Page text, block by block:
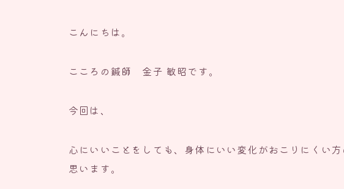
こんにちは。
こころの鍼師 金子 敏昭です。
今回は、
心にいいことをしても、身体にいい変化がおこりにくい
思います。